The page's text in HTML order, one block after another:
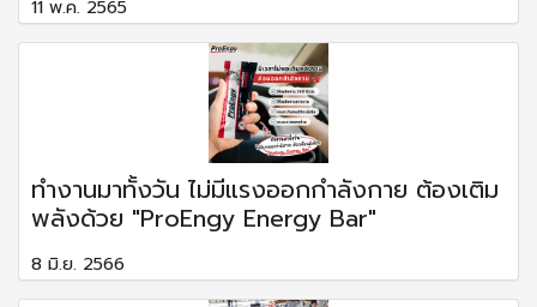
11 พ.ค. 2565
ทำงานมาทั้งวัน ไม่มีแรงออกกำลังกาย ต้องเติม
พลังด้วย "ProEngy Energy Bar"
8 มิ.ย. 2566